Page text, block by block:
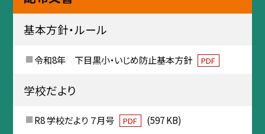
基本方針・ルール
令和8年 下目黒小・いじめ防止基本方針 PDF
学校だより
R8 学校だより ７月号 PDF
(597 KB)